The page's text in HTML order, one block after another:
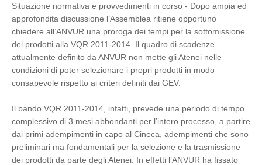
Situazione normativa e provvedimenti in corso - Dopo ampia ed
approfondita discussione l’Assemblea ritiene opportuno
chiedere all’ANVUR una proroga dei tempi per la sottomissione
dei prodotti alla VQR 2011-2014. Il quadro di scadenze
attualmente definito da ANVUR non mette gli Atenei nelle
condizioni di poter selezionare i propri prodotti in modo
consapevole rispetto ai criteri definiti dai GEV.
Il bando VQR 2011-2014, infatti, prevede una periodo di tempo
complessivo di 3 mesi abbondanti per l’intero processo, a partire
dai primi adempimenti in capo al Cineca, adempimenti che sono
preliminari ma fondamentali per la selezione e la trasmissione
dei prodotti da parte degli Atenei. In effetti l’ANVUR ha fissato